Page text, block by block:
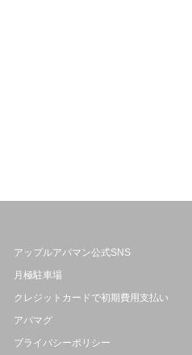
アップルアパマン公式SNS
月極駐車場
クレジットカードで初期費用支払い
アパマグ
プライバシーポリシー